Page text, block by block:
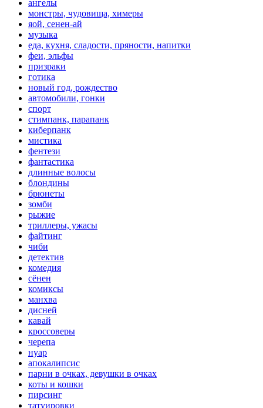
ангелы
монстры, чудовища, химеры
яой, сенен-ай
музыка
еда, кухня, сладости, пряности, напитки
феи, эльфы
призраки
готика
новый год, рождество
автомобили, гонки
спорт
стимпанк, парапанк
киберпанк
мистика
фентези
фантастика
длинные волосы
блондины
брюнеты
зомби
рыжие
триллеры, ужасы
файтинг
чиби
детектив
комедия
сёнен
комиксы
манхва
дисней
кавай
кроссоверы
черепа
нуар
апокалипсис
парни в очках, девушки в очках
коты и кошки
пирсинг
татуировки